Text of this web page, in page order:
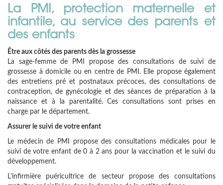
La PMI, protection maternelle et
infantile, au service des parents et
des enfants
Être aux côtés des parents dès la grossesse
La sage-femme de PMI propose des consultations de suivi de
grossesse à domicile ou en centre de PMI. Elle propose également
des entretiens pré et postnataux précoces, des consultations de
contraception, de gynécologie et des séances de préparation à la
naissance et à la parentalité. Ces consultations sont prises en
charge par le département.
Assurer le suivi de votre enfant
Le médecin de PMI propose des consultations médicales pour le
suivi de votre enfant de 0 à 2 ans pour la vaccination et le suivi du
développement.
L’infirmière puéricultrice de secteur propose des consultations